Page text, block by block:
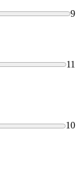
9
11
10